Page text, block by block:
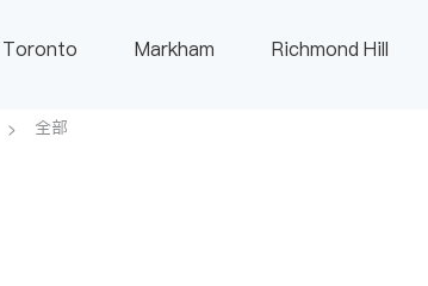
Toronto Markham Richmond Hill
Stouffville
全部